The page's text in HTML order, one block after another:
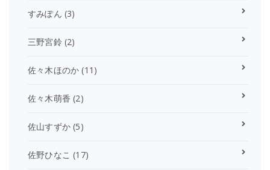
すみぽん (3)
三野宮鈴(2)
佐々木ほのか (11)
佐々木萌香 (2)
佐山すずか (5)
佐野ひなこ (17)